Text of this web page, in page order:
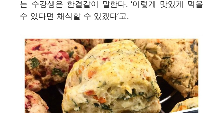
는 수강생은 한결같이 말한다. ‘이렇게 맛있게 먹을
수 있다면 채식할 수 있겠다’고.